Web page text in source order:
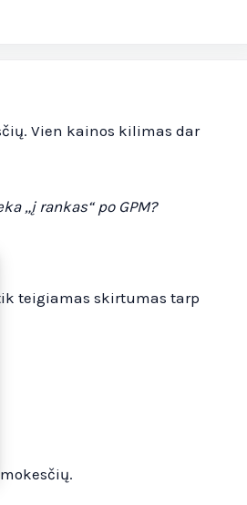
Vien kainos kilimas dar
„į rankas“ po GPM?
teigiamas skirtumas tarp